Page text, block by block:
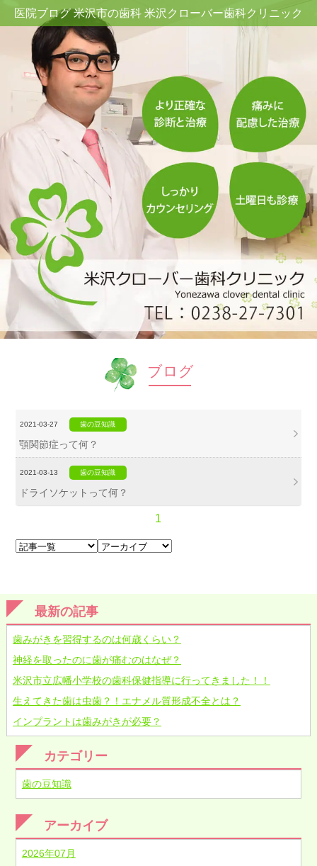
医院ブログ 米沢市の歯科 米沢クローバー歯科クリニック
ブログ
2021-03-27 歯の豆知識
顎関節症って何？
2021-03-13 歯の豆知識
ドライソケットって何？
1
最新の記事
歯みがきを習得するのは何歳くらい？
神経を取ったのに歯が痛むのはなぜ？
米沢市立広幡小学校の歯科保健指導に行ってきました！！
生えてきた歯は虫歯？！エナメル質形成不全とは？
インプラントは歯みがきが必要？
カテゴリー
歯の豆知識
アーカイブ
2026年07月